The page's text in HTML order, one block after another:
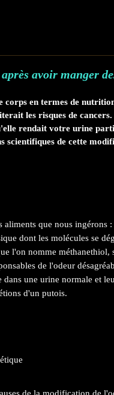
avoir manger
en termes de
les risques de
rendait votre urine
scientifiques de cette
que nous ingérons
dont les molécules se
l'on nomme méthanethiol,
de l'odeur
une urine normale et
d'un putois.